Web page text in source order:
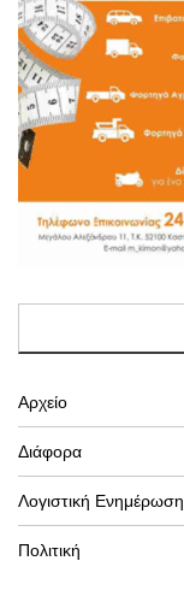
Αρχείο
Διάφορα
Λογιστική Ενημέρωση
Πολιτική